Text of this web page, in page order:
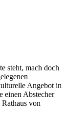
steht, mach doch
Angebot in
einen Abstecher
von